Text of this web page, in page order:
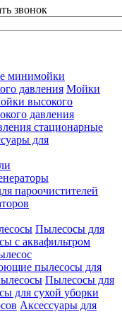
звонок
минимойки
давления Мойки
высокого
давления
стационарные
для
пароочистителей
Пылесосы для
с аквафильтром
пылесосы для
Пылесосы для
для сухой уборки
Аксессуары для